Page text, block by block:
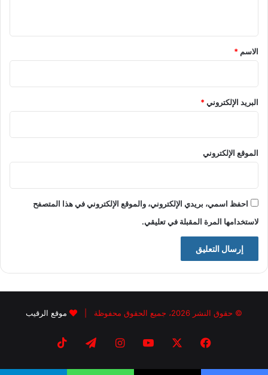
*
الاسم *
البريد الإلكتروني*
الموقع الإلكتروني
احفظ اسمي، بريدي الإلكتروني، والموقع الإلكتروني في هذا المتصفح
لاستخدامها المرة المقبلة في تعليقي.
© حقوق النشر 2026، جميع الحقوق محفوظة | موقع الرقيب
فيسبوك يوتيوبانستقرامتيلقرام